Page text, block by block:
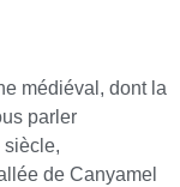
médiéval, dont la
parler
siècle,
de Canyamel